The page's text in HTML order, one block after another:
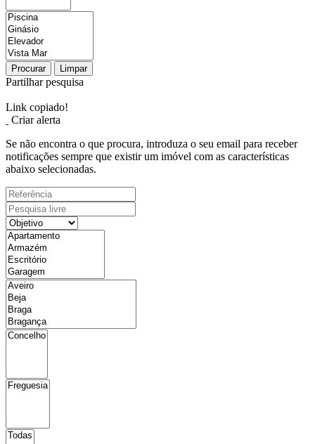
Procurar Limpar
Partilhar pesquisa
Link copiado!
Criar alerta
Se não encontra o que procura, introduza o seu email para receber
notificações sempre que existir um imóvel com as características
abaixo selecionadas.